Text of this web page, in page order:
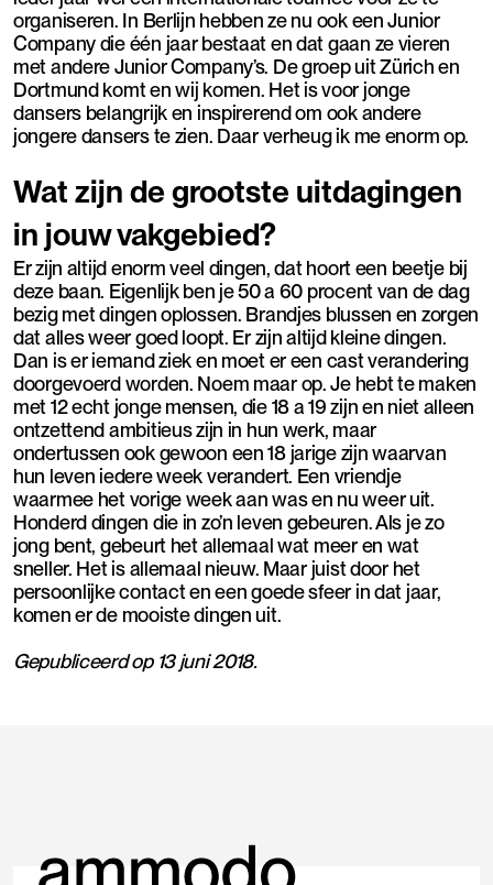
organiseren. In Berlijn hebben ze nu ook een Junior
Company die één jaar bestaat en dat gaan ze vieren
met andere Junior Company’s. De groep uit Zürich en
Dortmund komt en wij komen. Het is voor jonge
dansers belangrijk en inspirerend om ook andere
jongere dansers te zien. Daar verheug ik me enorm op.
Wat zijn de grootste uitdagingen
in jouw vakgebied?
Er zijn altijd enorm veel dingen, dat hoort een beetje bij
deze baan. Eigenlijk ben je 50 a 60 procent van de dag
bezig met dingen oplossen. Brandjes blussen en zorgen
dat alles weer goed loopt. Er zijn altijd kleine dingen.
Dan is er iemand ziek en moet er een cast verandering
doorgevoerd worden. Noem maar op. Je hebt te maken
met 12 echt jonge mensen, die 18 a 19 zijn en niet alleen
ontzettend ambitieus zijn in hun werk, maar
ondertussen ook gewoon een 18 jarige zijn waarvan
hun leven iedere week verandert. Een vriendje
waarmee het vorige week aan was en nu weer uit.
Honderd dingen die in zo’n leven gebeuren. Als je zo
jong bent, gebeurt het allemaal wat meer en wat
sneller. Het is allemaal nieuw. Maar juist door het
persoonlijke contact en een goede sfeer in dat jaar,
komen er de mooiste dingen uit.
Gepubliceerd op 13 juni 2018.